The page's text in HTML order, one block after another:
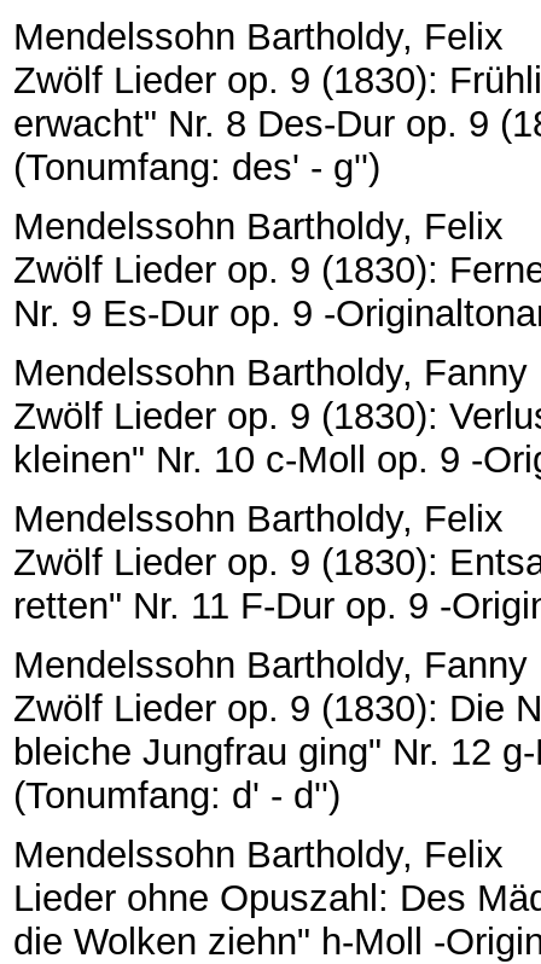
Mendelssohn Bartholdy, Felix
Zwölf Lieder op. 9 (1830):
erwacht" Nr. 8 Des-Dur op. 9
(Tonumfang: des' - g'')
Mendelssohn Bartholdy, Felix
Zwölf Lieder op. 9 (1830):
Nr. 9 Es-Dur op. 9 -
Mendelssohn Bartholdy, Fanny
Zwölf Lieder op. 9 (1830):
kleinen" Nr. 10 c-Moll op. 9 -
Mendelssohn Bartholdy, Felix
Zwölf Lieder op. 9 (1830):
retten" Nr. 11 F-Dur op. 9 -
Mendelssohn Bartholdy, Fanny
Zwölf Lieder op. 9 (1830): Die
bleiche Jungfrau ging" Nr. 12
(Tonumfang: d' - d'')
Mendelssohn Bartholdy, Felix
Lieder ohne Opuszahl: Des
die Wolken ziehn" h-Moll -